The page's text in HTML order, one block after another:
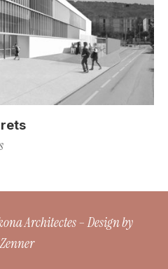
Architectes – Design by